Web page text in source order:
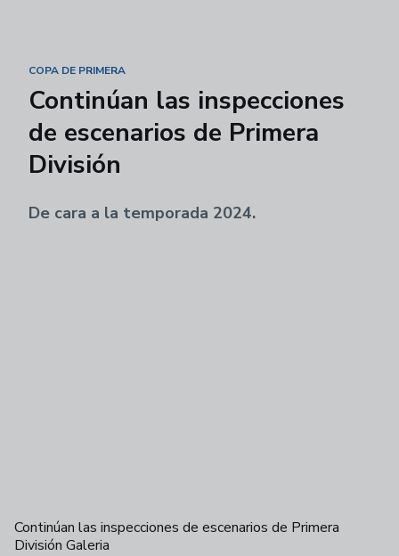
COPA DE PRIMERA
Continúan las inspecciones
de escenarios de Primera
División
De cara a la temporada 2024.
Continúan las inspecciones de escenarios de Primera
División Galeria